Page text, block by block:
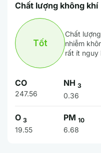
Chất lượng không khí
Tốt
Chất
nhiễm
rất ít nguy
CO
247.56
NH 3
0.36
O 3
19.55
PM 10
6.68